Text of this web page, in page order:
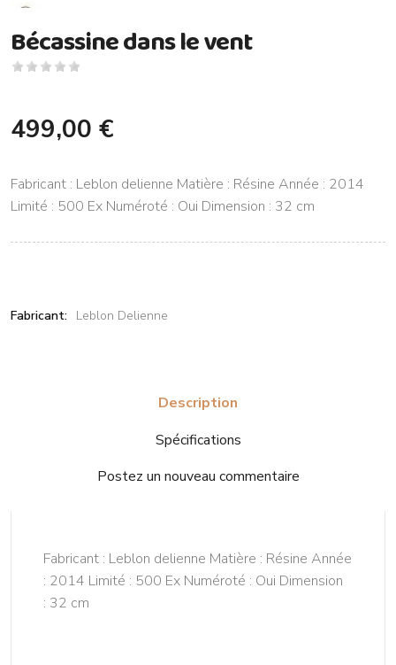
Bécassine dans le vent
499,00 €
Fabricant : Leblon delienne Matière : Résine Année : 2014
Limité : 500 Ex Numéroté : Oui Dimension : 32 cm
Fabricant: Leblon Delienne
Description
Spécifications
Postez un nouveau commentaire
Fabricant : Leblon delienne Matière : Résine Année
: 2014 Limité : 500 Ex Numéroté : Oui Dimension
: 32 cm